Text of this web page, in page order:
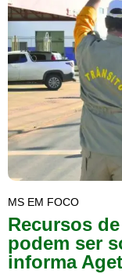
MS EM FOCO
Recursos
podem ser
informa